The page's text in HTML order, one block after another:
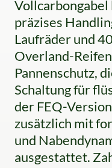
präzises
Laufräder und
Overland-
Pannenschutz,
Schaltung für
der FEQ-
zusätzlich mit
und
ausgestattet.